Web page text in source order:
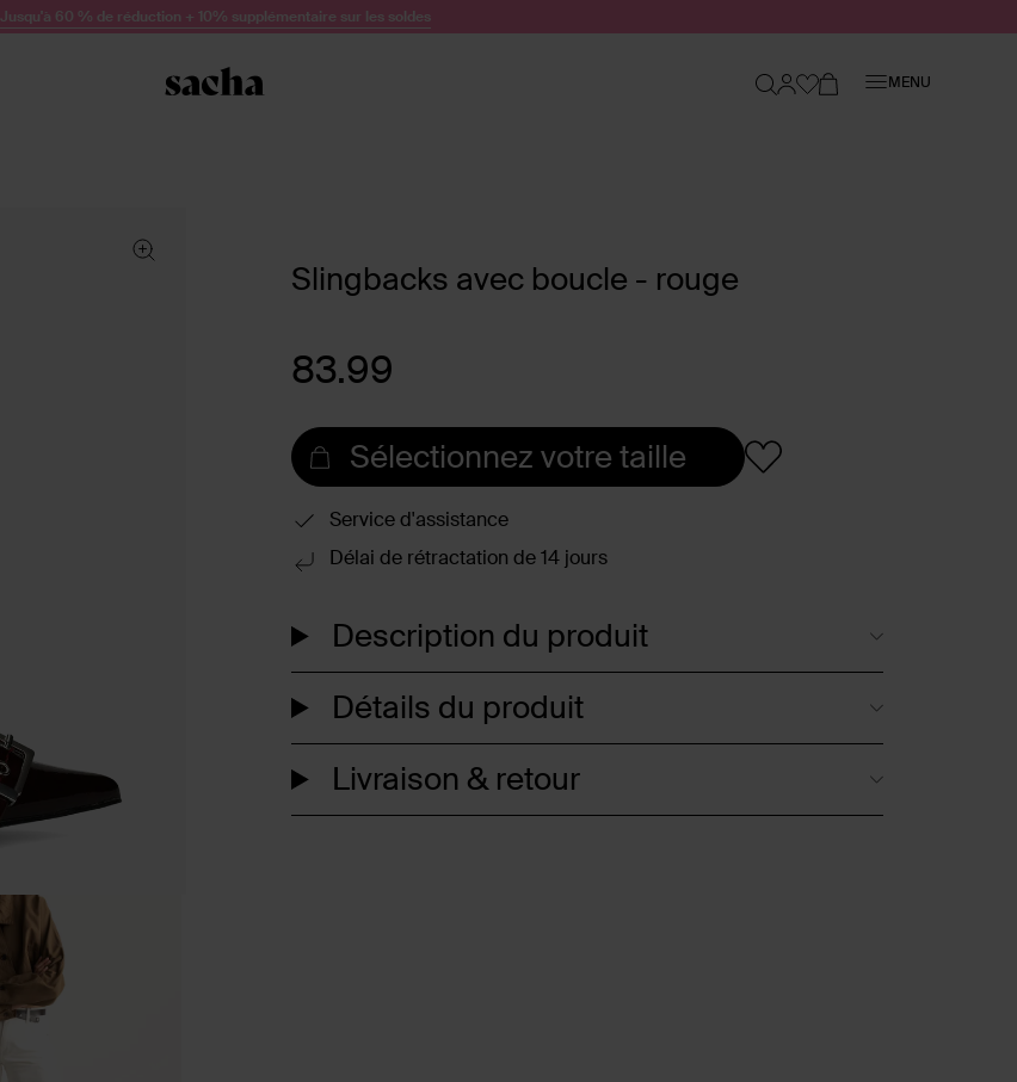
Jusqu'à 60 % de réduction + 10% supplémentaire sur les soldes
MENU
Slingbacks avec boucle - rouge
83.99
Sélectionnez votre taille
Service d'assistance
Délai de rétractation de 14 jours
Description du produit
Détails du produit
Livraison & retour